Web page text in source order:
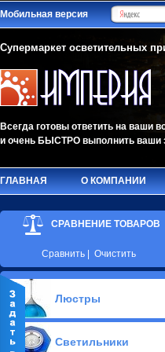
Мобильная версия
Супермаркет осветительных
Всегда готовы ответить на ваши
и очень БЫСТРО выполнить ваши
ГЛАВНАЯ О КОМПАНИИ
СРАВНЕНИЕ ТОВАРОВ
Сравнить Очистить
Люстры
Припотолочные люстры(581)
Потолочные люстры Led(90)
Светильники